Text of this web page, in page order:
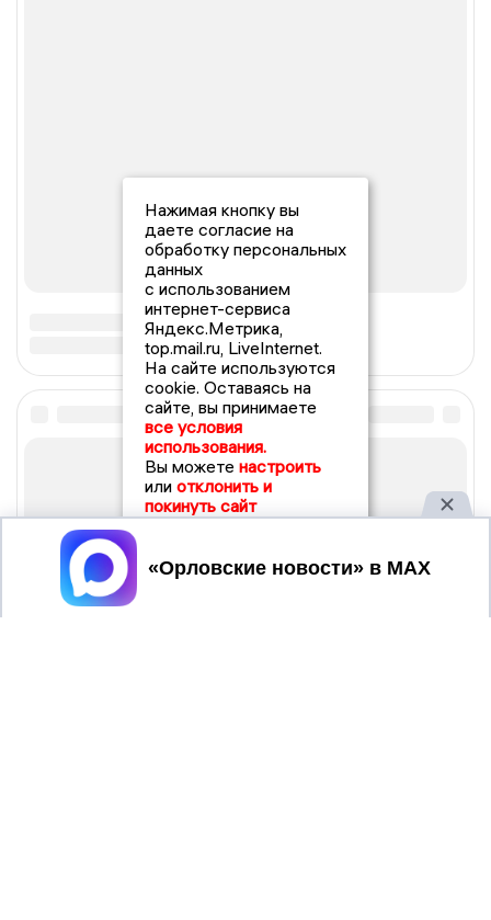
Нажимая кнопку вы
даете согласие на
обработку персональных
данных
с использованием
интернет-сервиса
Яндекс.Метрика,
top.mail.ru, LiveInternet.
На сайте используются
cookie. Оставаясь на
сайте, вы принимаете
все условия
использования.
Вы можете настроить
или отклонить и
покинуть сайт
Принять